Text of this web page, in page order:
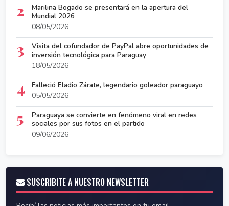
2
Marilina Bogado se presentará en la apertura del
Mundial 2026
08/05/2026
3
Visita del cofundador de PayPal abre oportunidades de
inversión tecnológica para Paraguay
18/05/2026
4
Falleció Eladio Zárate, legendario goleador paraguayo
05/05/2026
5
Paraguaya se convierte en fenómeno viral en redes
sociales por sus fotos en el partido
09/06/2026
SUSCRIBITE A NUESTRO NEWSLETTER